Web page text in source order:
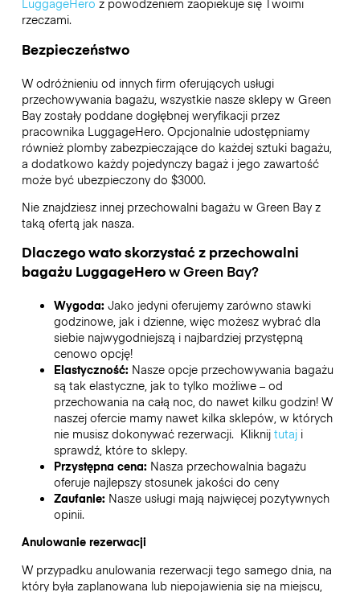
LuggageHero z powodzeniem zaopiekuje się Twoimi
rzeczami.
Bezpieczeństwo
W odróżnieniu od innych firm oferujących usługi
przechowywania bagażu, wszystkie nasze sklepy w Green
Bayzostały poddane dogłębnej weryfikacji przez
pracownika LuggageHero. Opcjonalnie udostępniamy
również plomby zabezpieczające do każdej sztuki bagażu,
a dodatkowo każdy pojedynczy bagaż i jego zawartość
może być ubezpieczony do $3000.
Nie znajdziesz innej przechowalni bagażu w Green Bayz
taką ofertą jak nasza.
Dlaczego wato skorzystać z przechowalni
bagażu LuggageHerowGreen Bay?
Wygoda: Jako jedyni oferujemy zarówno stawki
godzinowe, jak i dzienne, więc możesz wybrać dla
siebie najwygodniejszą i najbardziej przystępną
cenowo opcję!
Elastyczność: Nasze opcje przechowywania bagażu
są tak elastyczne, jak to tylko możliwe – od
przechowania na całą noc, do nawet kilku godzin! W
naszej ofercie mamy nawet kilka sklepów, w których
nie musisz dokonywać rezerwacji. Kliknij tutaji
sprawdź, które to sklepy.
Przystępna cena: Nasza przechowalnia bagażu
oferuje najlepszy stosunek jakości do ceny
Zaufanie: Nasze usługi mają najwięcej pozytywnych
opinii.
Anulowanie rezerwacji
W przypadku anulowania rezerwacji tego samego dnia, na
który była zaplanowana lub niepojawienia się na miejscu,